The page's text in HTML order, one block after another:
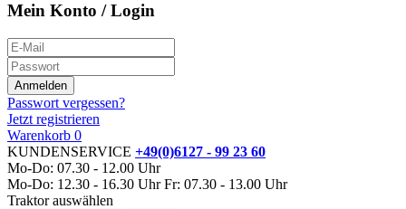
Mein Konto / Login
Passwort vergessen?
Jetzt registrieren
Warenkorb 0
KUNDENSERVICE +49(0)6127 - 99 23 60
Mo-Do: 07.30 - 12.00 Uhr
Mo-Do: 12.30 - 16.30 Uhr Fr: 07.30 - 13.00 Uhr
Traktor auswählen